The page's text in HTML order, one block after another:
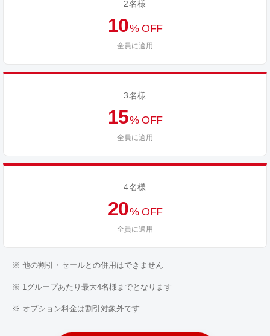
2名様
10% OFF
全員に適用
3名様
15% OFF
全員に適用
4名様
20% OFF
全員に適用
※ 他の割引・セールとの併用はできません
※ 1グループあたり最大4名様までとなります
※ オプション料金は割引対象外です